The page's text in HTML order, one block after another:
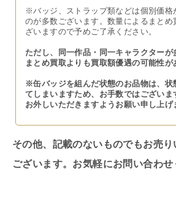
※バッジ、ストラップ類などは個別価格
のが多数ございます。数量によるまとめ
ざいますので予めご了承ください。
ただし、同一作品・同一キャラクターが
まとめ買取よりも買取額優遇の可能性が
※缶バッジを組んだ状態のお品物は、状
てしまいますため、お手数ではござい
お外しいただきますようお願い申し上げ
その他、記載のないものでもお売
ございます。お気軽にお問い合わせ